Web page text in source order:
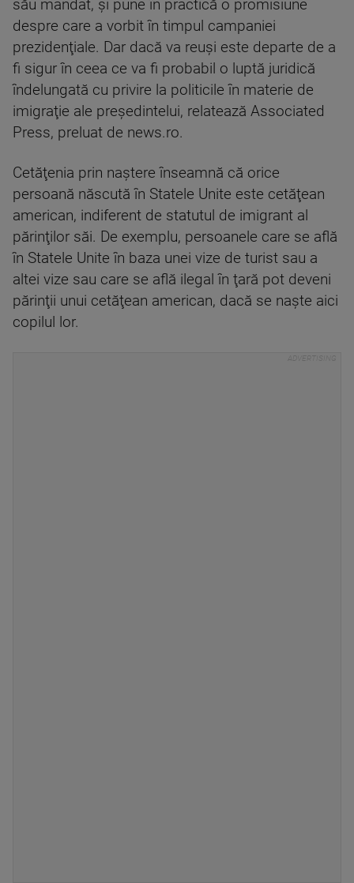
său mandat, și pune în practică o promisiune
despre care a vorbit în timpul campaniei
prezidenţiale. Dar dacă va reuşi este departe de a
fi sigur în ceea ce va fi probabil o luptă juridică
îndelungată cu privire la politicile în materie de
imigraţie ale preşedintelui, relatează Associated
Press, preluat de news.ro.
Cetăţenia prin naştere înseamnă că orice
persoană născută în Statele Unite este cetăţean
american, indiferent de statutul de imigrant al
părinţilor săi. De exemplu, persoanele care se află
în Statele Unite în baza unei vize de turist sau a
altei vize sau care se află ilegal în ţară pot deveni
părinţii unui cetăţean american, dacă se naşte aici
copilul lor.